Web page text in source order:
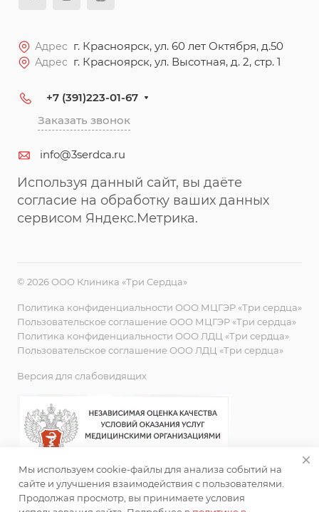
Адрес г. Красноярск, ул. 60 лет Октября, д.50
Адрес г. Красноярск, ул. Высотная, д. 2, стр. 1
+7 (391)223-01-67
Заказать звонок
info@3serdca.ru
Используя данный сайт, вы даёте
согласие на обработку ваших данных
сервисом Яндекс.Метрика.
© 2026 ООО Клиника «Три Сердца»
Политика конфиденциальности ООО МЦГЭР «Три сердца»
Пользовательское соглашение ООО МЦГЭР «Три сердца»
Политика конфиденциальности ООО ЛДЦ «Три сердца»
Пользовательское соглашение ООО ЛДЦ «Три сердца»
Версия для слабовидящих
Мы используем cookie-файлы для анализа событий на
сайте и улучшения взаимодействия с пользователями.
Продолжая просмотр, вы принимаете условия